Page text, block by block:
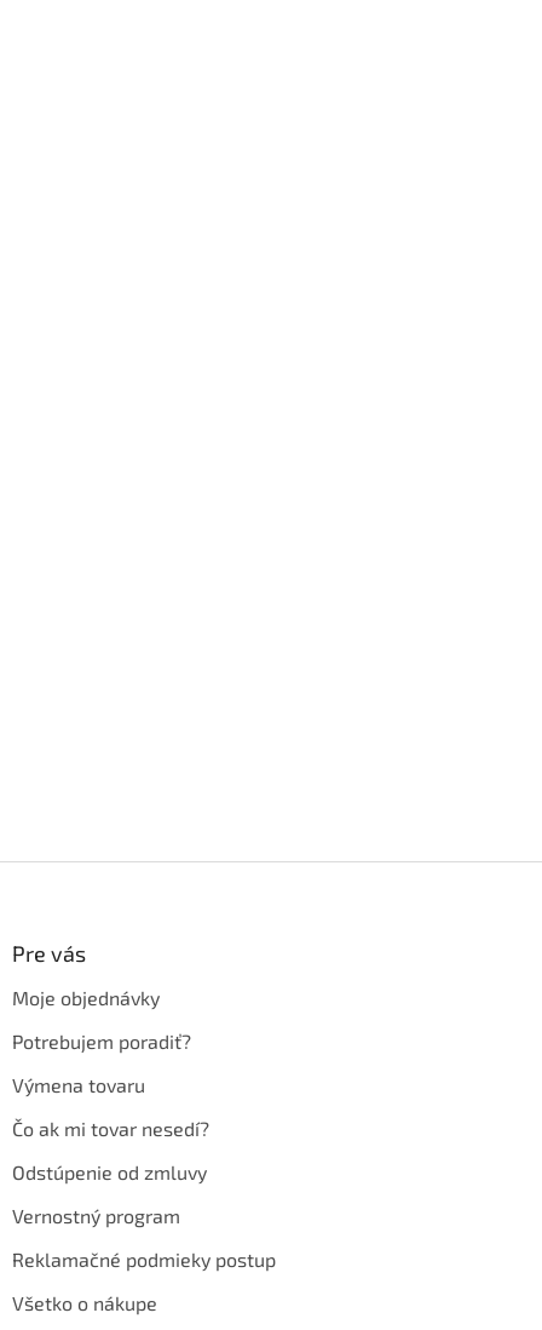
Pre vás
Moje objednávky
Potrebujem poradiť?
Výmena tovaru
Čo ak mi tovar nesedí?
Odstúpenie od zmluvy
Vernostný program
Reklamačné podmieky postup
Všetko o nákupe